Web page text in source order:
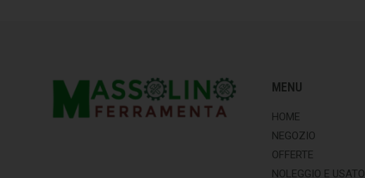
MENU
HOME
NEGOZIO
OFFERTE
NOLEGGIO E USATO